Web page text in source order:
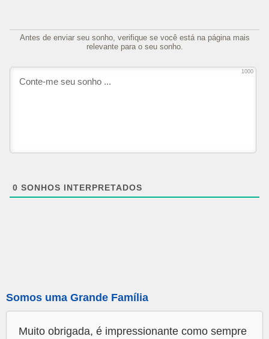
Antes de enviar seu sonho, verifique se você está na página mais
relevante para o seu sonho.
1000
0 SONHOS INTERPRETADOS
Somos uma Grande Família
Muito obrigada, é impressionante como sempre